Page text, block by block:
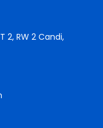
2, RW 2 Candi,